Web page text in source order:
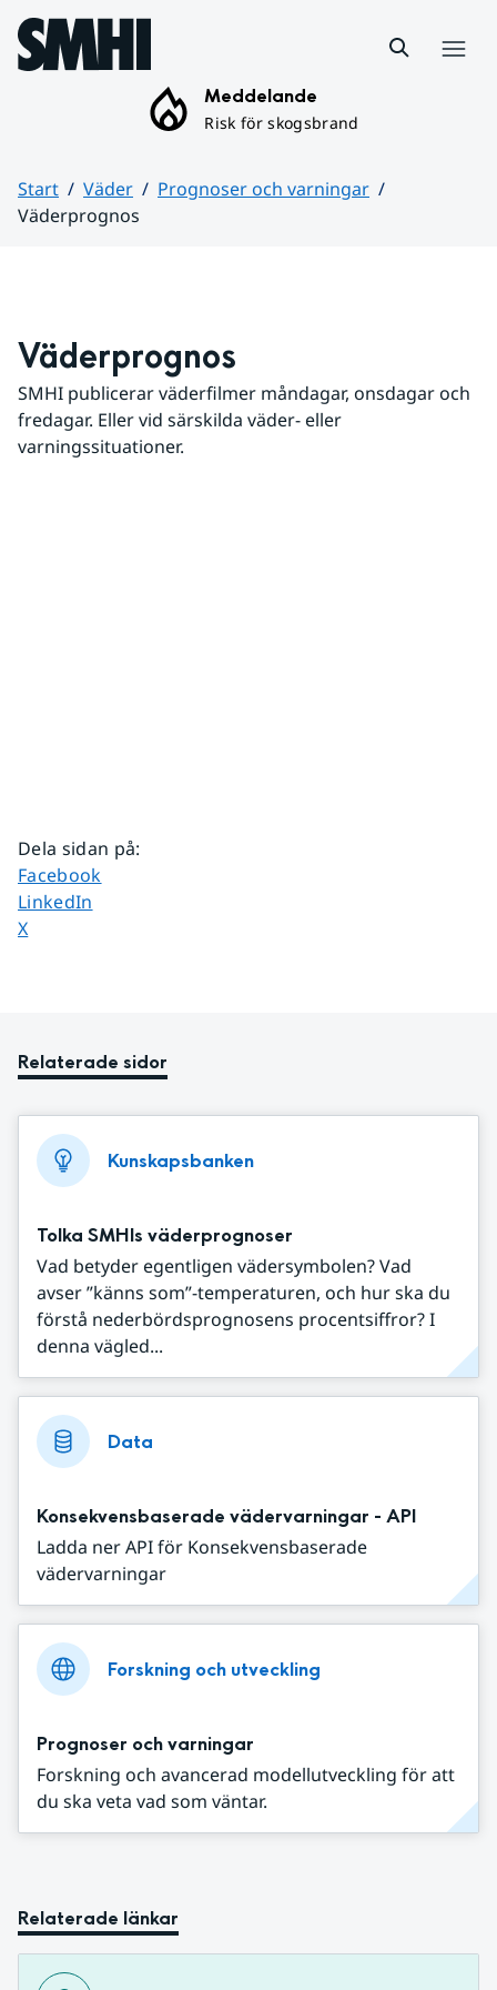
Hoppa till sidans innehåll
Meddelande
Risk för skogsbrand
Start Väder
Prognoser och varningar
Väderprognos
Väderprognos
SMHI publicerar väderfilmer måndagar, onsdagar och
fredagar. Eller vid särskilda väder- eller
varningssituationer.
Dela sidan på:
Dela sidan på
Facebook
Dela sidan på
LinkedIn
Dela sidan på
X
Relaterade sidor
Kunskapsbanken
Tolka SMHIs väderprognoser
Vad betyder egentligen vädersymbolen? Vad
avser ”känns som”-temperaturen, och hur ska du
förstå nederbördsprognosens procentsiffror? I
denna vägled...
Data
Konsekvensbaserade vädervarningar - API
Ladda ner API för Konsekvensbaserade
vädervarningar
Forskning och utveckling
Prognoser och varningar
Forskning och avancerad modellutveckling för att
du ska veta vad som väntar.
Relaterade länkar